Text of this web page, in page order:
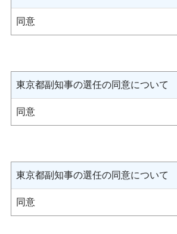
同意
東京都副知事の選任の同意について
同意
東京都副知事の選任の同意について
同意